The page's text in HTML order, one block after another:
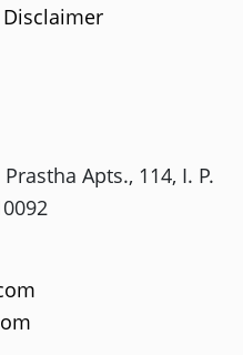
Disclaimer
Apts., 114, I. P.